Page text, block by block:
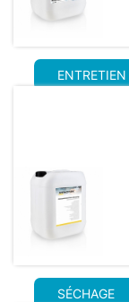
ENTRETIEN
SÉCHAGE